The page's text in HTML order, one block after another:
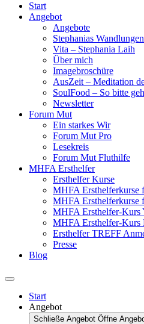
Start
Angebot
Angebote
Stephanias Wandlungen
Vita – Stephania Laih
Über mich
Imagebroschüre
AusZeit – Meditation
SoulFood – So bitte
Newsletter
Forum Mut
Ein starkes Wir
Forum Mut Pro
Lesekreis
Forum Mut Fluthilfe
MHFA Ersthelfer
Ersthelfer Kurse
MHFA Ersthelferkurse
MHFA Ersthelferkurse
MHFA Ersthelfer-Kurs
MHFA Ersthelfer-Kurs
Ersthelfer TREFF
Presse
Blog
Start
Angebot
Schließe Angebot Öffne